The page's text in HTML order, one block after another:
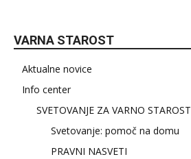
VARNA STAROST
Aktualne novice
Info center
SVETOVANJE ZA VARNO STAROST
Svetovanje: pomoč na domu
PRAVNI NASVETI